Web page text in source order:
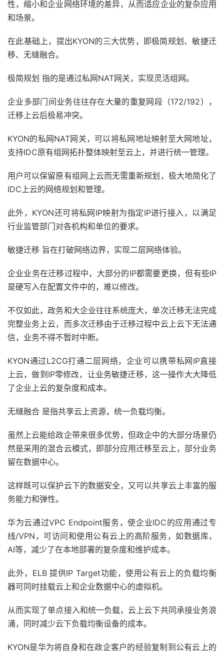
性，缩小和企业网络环境的差异，从而适应企业的复杂应用
和场景。
在此基础上，提出KYON的三大优势，即极简规划、敏捷迁
移、无缝融合。
极简规划 指的是通过私网NAT网关，实现灵活组网。
企业多部门间业务往往存在大量的重复网段（172/192），
迁移上云后极易冲突。
KYON的私网NAT网关，可以将私网地址映射至大网地址，
支持IDC原有组网拓扑整体映射至云上，并进行统一管理。
用户可以保留原有组网上云而无需重新规划，极大地简化了
IDC上云的网络规划和管理。
此外，KYON还可将私网IP映射为指定IP进行接入，以满足
行业监管部门对各机构和单位的要求。
敏捷迁移 旨在打破网络边界，实现二层网络体验。
企业业务在迁移过程中，大部分的IP都需要更换，但有些IP
是硬写入在配置文件中的，难以修改。
不仅如此，政务和大企业往往系统庞大，单次迁移无法完成
完整业务上云，而多次迁移由于迁移过程中云上云下无法通
信，业务不得不暂时中断。
KYON通过L2CG打通二层网络，企业可以携带私网IP直接
上云，做到IP零修改，让业务敏捷迁移，这一操作大大降低
了企业上云的复杂度和成本。
无缝融合 是指共享云上资源，统一负载均衡。
虽然上云能给政企带来很多优势，但政企中的大部分场景仍
然是采用的混合云模式，即部分应用迁移至云上，部分业务
留在数据中心。
这样既可以保护云下的数据安全，又可以共享云上丰富的服
务能力和弹性。
华为云通过VPC Endpoint服务，使企业IDC的应用通过专
线/VPN，可访问和使用公有云上的高阶服务，如数据库，
AI等，减少了在本地部署的复杂度和维护成本。
此外，ELB 提供IP Target功能，使用公有云上的负载均衡
器可同时挂载云上和企业数据中心的虚拟机。
从而实现了单点接入和统一负载，云上云下共同承接业务浪
涌，同时减少云下负载均衡设备的成本。
KYON是华为将自身和在政企客户的经验复制到公有云上的